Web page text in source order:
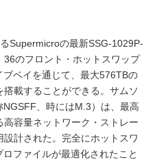
Supermicroの最新SSG-1029P-
のフロント・ホットスワップ
ベイを通じて、最大576TBの
載することができる。サムソ
、時にはM.3）は、最高
容量ネットワーク・ストレー
計された。完全にホットスワ
ファイルが最適化されたこと